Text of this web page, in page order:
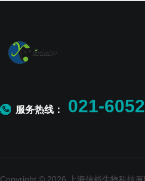
服务热线： 021-